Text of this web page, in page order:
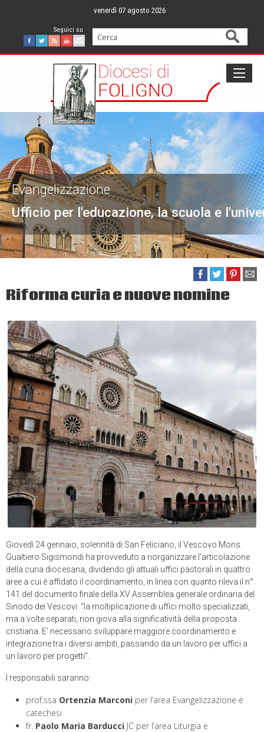
content
venerdì 07 agosto 2026
Facebook
Twitter
FeedYoutube
Mail
Cerca
Ufficio per l'educazione, la scuola e
Evangelizzazione
Riforma curia e nuove nomine
Giovedì 24 gennaio, solennità di San Feliciano, il Vescovo Mons.
Gualtiero Sigismondi ha provveduto a riorganizzare l’articolazione
della curia diocesana, dividendo gli attuali uffici pastorali in quattro
aree a cui è affidato il coordinamento, in linea con quanto rileva il n°
141 del documento finale della XV Assemblea generale ordinaria del
Sinodo dei Vescovi: “la moltiplicazione di uffici molto specializzati,
ma a volte separati, non giova alla significatività della proposta
cristiana. E’ necessario sviluppare maggiore coordinamento e
integrazione tra i diversi ambiti, passando da un lavoro per uffici a
un lavoro per progetti”.
I responsabili saranno:
prof.ssa Ortenzia Marconi per l’area Evangelizzazione e
catechesi
fr. Paolo Maria Barducci JC per l’area Liturgia e